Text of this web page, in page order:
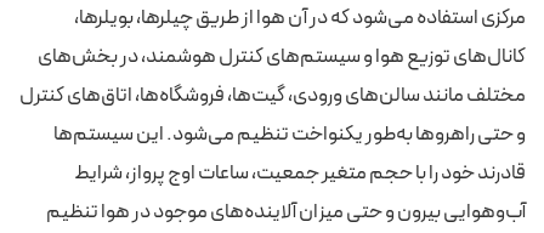
مرکزی استفاده می‌شود که در آن هوا از طریق چیلرها، بویلرها،
کانال‌های توزیع هوا و سیستم‌های کنترل هوشمند، در بخش‌های
مختلف مانند سالن‌های ورودی، گیت‌ها، فروشگاه‌ها، اتاق‌های کنترل
و حتی راهروها به‌طور یکنواخت تنظیم می‌شود. این سیستم‌ها
قادرند خود را با حجم متغیر جمعیت، ساعات اوج پرواز، شرایط
آب‌وهوایی بیرون و حتی میزان آلاینده‌های موجود در هوا تنظیم